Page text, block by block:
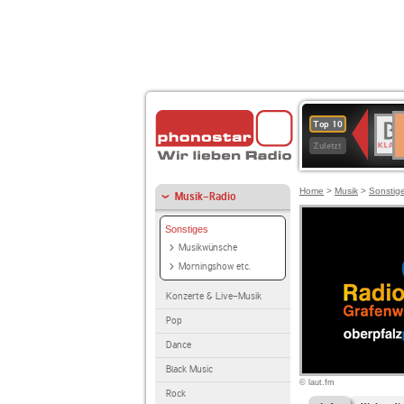
Top 10
Zuletzt
BR-
Musik-Radio
Sonstiges
Musikwünsche
Morningshow etc.
Konzerte & Live-Musik
Pop
Dance
Black Music
Rock
Home > Musik >
© laut.fm